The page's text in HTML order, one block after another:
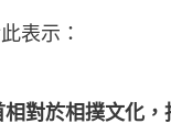
表示：
相對於相撲文化，